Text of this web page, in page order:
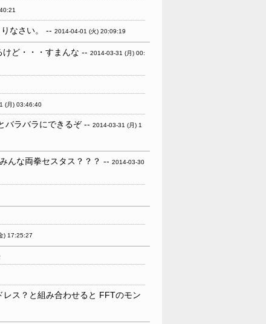
なさい。 -- 2014-04-01 (火) 20:09:19
ど・・・すまんな -- 2014-03-31 (月) 00:
(月) 03:46:40
ラバラにできるぞ -- 2014-03-31 (月) 1
んな両拳セスタス？？？ -- 2014-03-30
) 17:25:27
ス？と組み合わせると FFTのモン